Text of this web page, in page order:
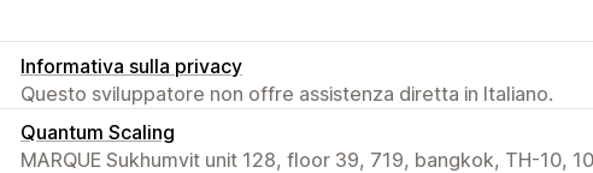
Informativa sulla privacy
Questo sviluppatore non offre assistenza diretta in Italiano.
Quantum Scaling
MARQUE Sukhumvit unit 128, floor 39, 719, bangkok, TH-10,